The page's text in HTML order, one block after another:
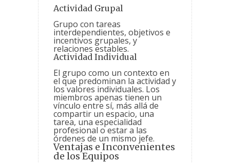
Actividad Grupal
Grupo con tareas
interdependientes, objetivos e
incentivos grupales, y
relaciones estables.
Actividad Individual
El grupo como un contexto en
el que predominan la actividad y
los valores individuales. Los
miembros apenas tienen un
vínculo entre sí, más allá de
compartir un espacio, una
tarea, una especialidad
profesional o estar a las
órdenes de un mismo jefe.
Ventajas e Inconvenientes
de los Equipos